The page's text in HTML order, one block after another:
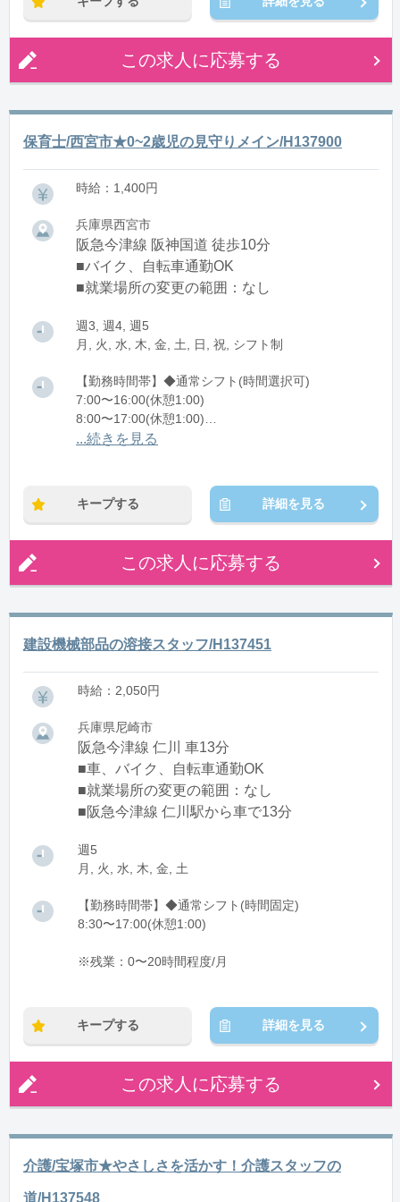
この求人に応募する
保育士/西宮市★0~2歳児の見守りメイン/H137900
時給：1,400円
兵庫県西宮市
阪急今津線 阪神国道 徒歩10分
■バイク、自転車通勤OK
■就業場所の変更の範囲：なし
週3, 週4, 週5
月, 火, 水, 木, 金, 土, 日, 祝, シフト制
【勤務時間帯】◆通常シフト(時間選択可)
7:00〜16:00(休憩1:00)
8:00〜17:00(休憩1:00)
12:00〜21:00(休憩1:00)
...続きを見る
キープする 詳細を見る
この求人に応募する
建設機械部品の溶接スタッフ/H137451
時給：2,050円
兵庫県尼崎市
阪急今津線 仁川 車13分
■車、バイク、自転車通勤OK
■就業場所の変更の範囲：なし
■阪急今津線 仁川駅から車で13分
週5
月, 火, 水, 木, 金, 土
【勤務時間帯】◆通常シフト(時間固定)
8:30〜17:00(休憩1:00)
※残業：0〜20時間程度/月
キープする 詳細を見る
この求人に応募する
介護/宝塚市★やさしさを活かす！介護スタッフの
道/H137548